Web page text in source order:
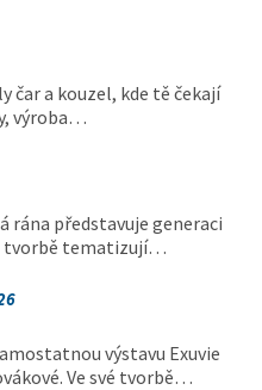
čar a kouzel, kde tě čekají
výroba…
rána představuje generaci
tvorbě tematizují…
výstavu Exuvie
Ve své tvorbě…